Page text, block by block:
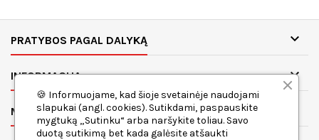
PRATYBOS PAGAL DALYKĄ 
INFORMACIJA 
MANO PASKYRA
🍪 Informuojame, kad šioje svetainėje naudojami
slapukai (angl. cookies). Sutikdami, paspauskite
mygtuką „Sutinku“ arba naršykite toliau. Savo
duotą sutikimą bet kada galėsite atšaukti